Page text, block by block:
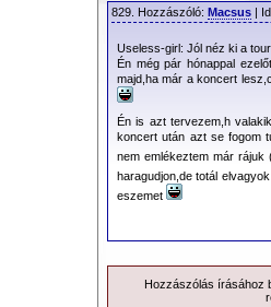
The show at the
Tickets purchased
June 4th & 5th
The shows at
the exact dates
schedule. Dates
Regrettably, the
however the June
829. Hozzászóló: Macsus |
Useless-girl: Jól néz ki a
Én még pár hónappal
majd,ha már a koncert
Én is azt tervezem,h
koncert után azt se fogom
nem emlékeztem már rájuk
haragudjon,de totál
eszemet
Hozzászólás írásához